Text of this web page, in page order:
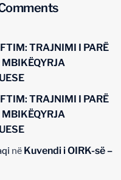
TRAJNIMI I PARË
TRAJNIMI I PARË
në Kuvendi i OIRK-së –